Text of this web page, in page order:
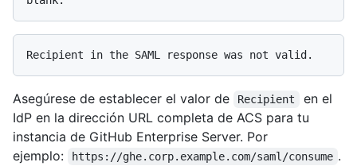
Asegúrese de establecer el valor de Recipient
en el
IdP en la dirección URL completa de ACS para tu
instancia de GitHub Enterprise Server. Por
ejemplo:
https://ghe.corp.example.com/saml/consume .